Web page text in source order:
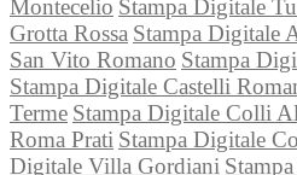
Montecelio Stampa Digitale
Grotta Rossa Stampa Digitale
San Vito Romano Stampa
Stampa Digitale Castelli
Terme Stampa Digitale Colli
Roma Prati Stampa Digitale
Digitale Villa Gordiani